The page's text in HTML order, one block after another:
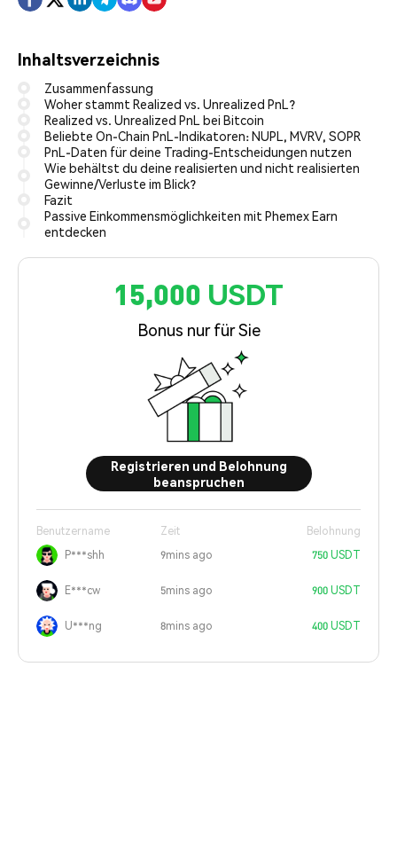
Inhaltsverzeichnis
Zusammenfassung
Woher stammt Realized vs. Unrealized PnL?
Realized vs. Unrealized PnL bei Bitcoin
Beliebte On-Chain PnL-Indikatoren: NUPL, MVRV, SOPR
PnL-Daten für deine Trading-Entscheidungen nutzen
Wie behältst du deine realisierten und nicht realisierten
Gewinne/Verluste im Blick?
Fazit
Passive Einkommensmöglichkeiten mit Phemex Earn
entdecken
15,000 USDT
Bonus nur für Sie
Registrieren und Belohnung
beanspruchen
Benutzername Zeit
Belohnung
P***shh
9mins ago 750 USDT
E***cw 5mins ago 900 USDT
U***ng 8mins ago 400 USDT